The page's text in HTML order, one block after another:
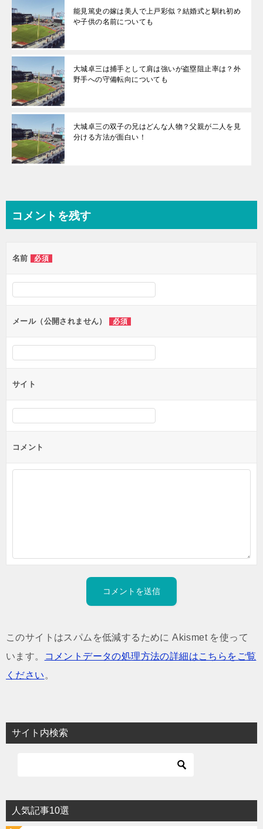
能見篤史の嫁は美人で上戸彩似？結婚式と馴れ初め
や子供の名前についても
大城卓三は捕手として肩は強いが盗塁阻止率は？外
野手への守備転向についても
大城卓三の双子の兄はどんな人物？父親が二人を見
分ける方法が面白い！
コメントを残す
名前 必須
メール（公開されません） 必須
サイト
コメント
このサイトはスパムを低減するために Akismet を使って
います。
コメントデータの処理方法の詳細はこちらをご覧
ください。
サイト内検索
人気記事10選